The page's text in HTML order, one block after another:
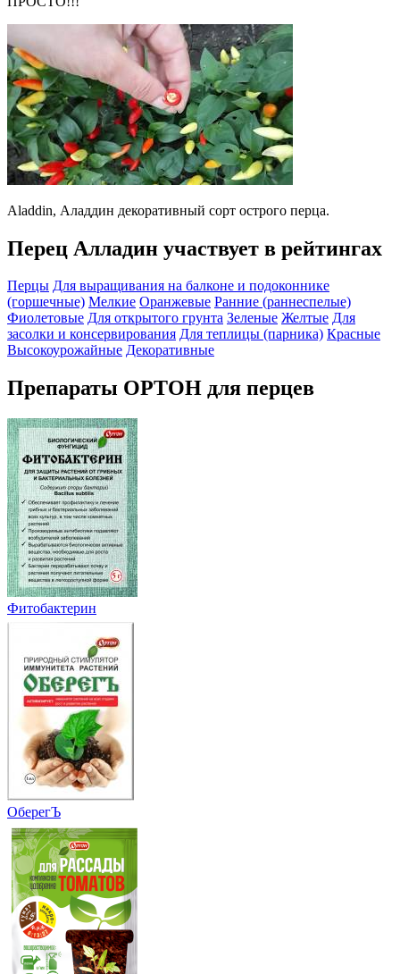
Aladdin, Аладдин декоративный сорт острого перца.
Перец Алладин участвует в рейтингах
Перцы Для выращивания на балконе и подоконнике
(горшечные) Мелкие Оранжевые Ранние (раннеспелые)
Фиолетовые Для открытого грунта Зеленые Желтые Для
засолки и консервирования Для теплицы (парника) Красные
Высокоурожайные Декоративные
Препараты ОРТОН для перцев
Фитобактерин
ОберегЪ